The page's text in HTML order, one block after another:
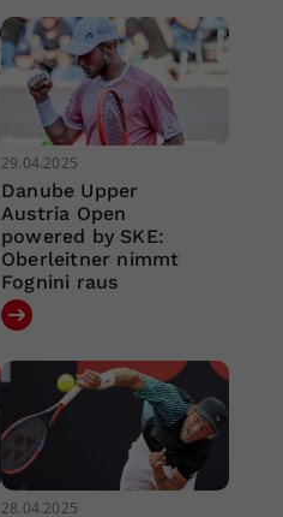
29.04.2025
Danube Upper
Austria Open
powered by SKE:
Oberleitner nimmt
Fognini raus
28.04.2025